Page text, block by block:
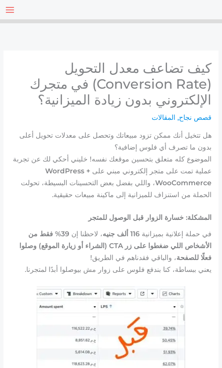
كيف تضاعف معدل التحويل
(Conversion Rate) في متجرك
الإلكتروني بدون زيادة الميزانية؟
قصص نجاح, المقالات
هل تتخيل أنك ممكن تزود مبيعاتك وتحصل على معدلات تحويل أعلى
بدون ما تصرف أي فلوس إضافية؟
الموضوع كله متعلق بتحسين موقعك نفسه! خليني أحكي لك عن تجربة
عملية تمت على متجر إلكتروني مبني علىWordPress +
WooCommerce، واللي بفضل بعض التحسينات البسيطة، تحولت
الحملة من استنزاف للميزانية إلى ماكينة مبيعات حقيقية.
المشكلة: خسارة الزوار قبل الوصول للمتجر
في حملة إعلانية بميزانية116 ألف جنيه ، لاحظنا إن
39% فقط من
الأشخاص اللي ضغطوا على زر CTA (الشراء أو زيارة الموقع) وصلوا
فعلًا للصفحة، والباقي فقدناهم في الطريق!
يعني ببساطة، كنا بندفع فلوس على زوار مش بيوصلوا أبدًا لمتجرنا.